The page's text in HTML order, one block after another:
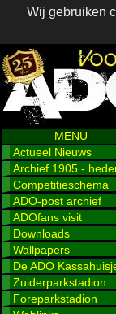
Wij gebruiken
MENU
Actueel Nieuws
Archief 1905 -
Competitieschema
ADO-post archief
ADOfans visit
Downloads
Wallpapers
De ADO
Zuiderparkstadion
Foreparkstadion